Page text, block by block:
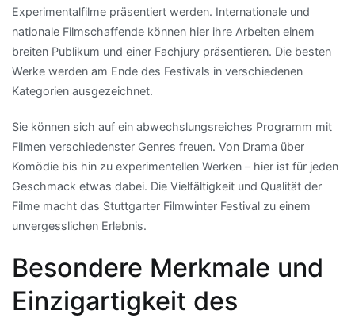
Experimentalfilme präsentiert werden. Internationale und
nationale Filmschaffende können hier ihre Arbeiten einem
breiten Publikum und einer Fachjury präsentieren. Die besten
Werke werden am Ende des Festivals in verschiedenen
Kategorien ausgezeichnet.
Sie können sich auf ein abwechslungsreiches Programm mit
Filmen verschiedenster Genres freuen. Von Drama über
Komödie bis hin zu experimentellen Werken – hier ist für jeden
Geschmack etwas dabei. Die Vielfältigkeit und Qualität der
Filme macht das Stuttgarter Filmwinter Festival zu einem
unvergesslichen Erlebnis.
Besondere Merkmale und
Einzigartigkeit des